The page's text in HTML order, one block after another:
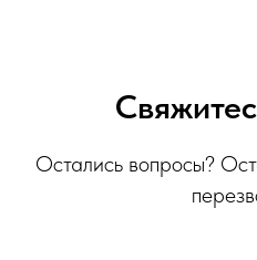
Остались вопросы?